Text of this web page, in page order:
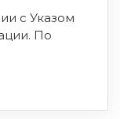
с Указом
По